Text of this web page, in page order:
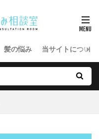
髪の悩み 当サイトについて